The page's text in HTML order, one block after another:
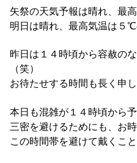
矢祭の天気予報は晴れ、最
明日は晴れ、最高気温は５℃
昨日は１４時頃から容赦の
（笑）
お待たせする時間も長く申
本日も混雑が１４時頃から予
三密を避けるためにも、お
この時間帯を避けて戴くこ